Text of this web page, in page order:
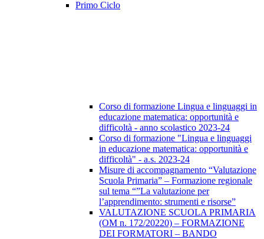
Primo Ciclo
Corso di formazione Lingua e linguaggi in
educazione matematica: opportunità e
difficoltà - anno scolastico 2023-24
Corso di formazione "Lingua e linguaggi
in educazione matematica: opportunità e
difficoltà" - a.s. 2023-24
Misure di accompagnamento “Valutazione
Scuola Primaria” – Formazione regionale
sul tema “”La valutazione per
l’apprendimento: strumenti e risorse”
VALUTAZIONE SCUOLA PRIMARIA
(OM n. 172/20220) – FORMAZIONE
DEI FORMATORI – BANDO